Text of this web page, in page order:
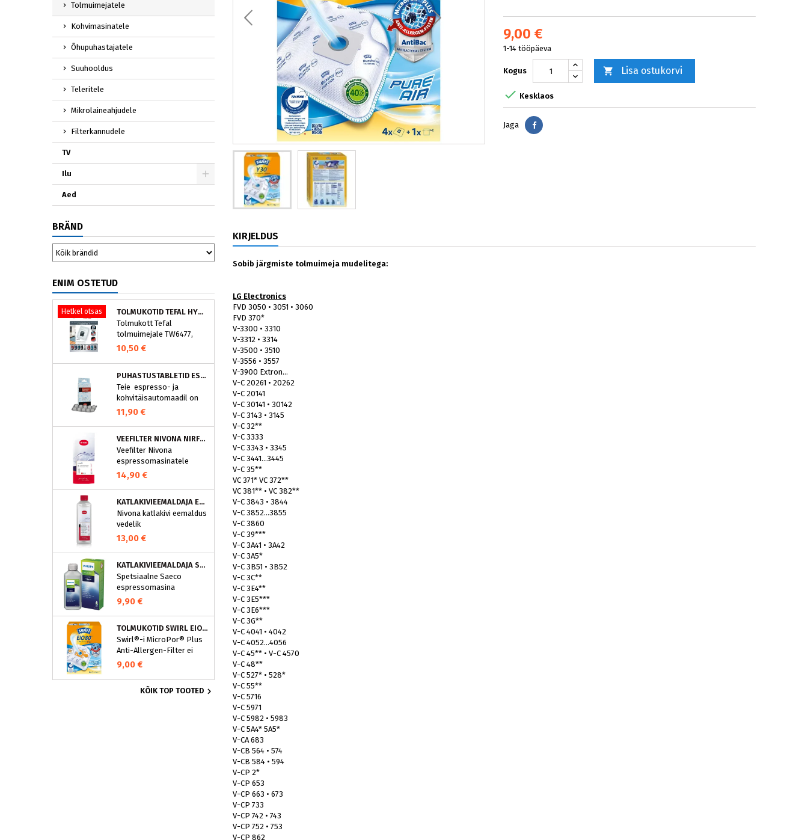
Tolmuimejatele
Kohvimasinatele
Õhupuhastajatele
Suuhooldus
Teleritele
Mikrolaineahjudele
Filterkannudele
TV
Ilu
Aed
BRÄND
ENIM OSTETUD
Hetkel otsas
TOLMUKOTID TEFAL HYGIENE+ ZR200540 (4 TK)
Tolmukott Tefal
tolmuimejale TW6477,
TW6886..
10,50 €
PUHASTUSTABLETID ESPRESSOMASINALE, NIVONA 390701200
Teie espresso- ja
kohvitäisautomaadil on
integreeritud
puhastusprogramm.
NIVONA puhastustabletid
on loodud spetsiaalselt
selle programmi jaoks ja
eraldavad mustuse nagu
nt kohvirasva
aparaati ja tagab täiusliku
aroomi.
11,90 €
VEEFILTER NIVONA NIRF701
Veefilter Nivona
espressomasinatele
14,90 €
KATLAKIVIEEMALDAJA ESPRESSOMASINATELE, NIVONA (500 ML)
Nivona katlakivi eemaldus
vedelik
espressomasinatele
13,00 €
KATLAKIVIEEMALDAJA SAECO ESPRESSOMASINATELE, PHILIPS CA6700/10
Spetsiaalne Saeco
espressomasina
katlakivieemaldi
Espressomasinast
eemaldamine on vajalik
selleks, et hoida masin
parimas korras. See
spetsiaalne
katlakivieemaldi eemaldab
katlakivi ja hoiab ära
9,90 €
TOLMUKOTID SWIRL EIO80MNEW
Swirl®-i MicroPor® Plus
Anti-Allergen-Filter ei
lukusta ohutult
tolmuimejakotti mitte
ainult tavalise kodutolmu,
vaid ka allergeenid nagu
9,00 €
KÕIK TOP TOOTED 
9,00 €
1-14 tööpäeva
Kogus  Lisa ostukorvi
 Kesklaos
Jaga Jaga
KIRJELDUS
Sobib järgmiste tolmuimeja mudelitega:
LG Electronics
FVD 3050 • 3051 • 3060
FVD 370*
V-3300 • 3310
V-3312 • 3314
V-3500 • 3510
V-3556 • 3557
V-3900 Extron...
V-C 20261 • 20262
V-C 20141
V-C 30141 • 30142
V-C 3143 • 3145
V-C 32**
V-C 3333
V-C 3343 • 3345
V-C 3441...3445
V-C 35**
VC 371* VC 372**
VC 381** • VC 382**
V-C 3843 • 3844
V-C 3852...3855
V-C 3860
V-C 39***
V-C 3A41 • 3A42
V-C 3A5*
V-C 3B51 • 3B52
V-C 3C**
V-C 3E4**
V-C 3E5***
V-C 3E6***
V-C 3G**
V-C 4041 • 4042
V-C 4052...4056
V-C 45** • V-C 4570
V-C 48**
V-C 527* • 528*
V-C 55**
V-C 5716
V-C 5971
V-C 5982 • 5983
V-C 5A4* 5A5*
V-CA 683
V-CB 564 • 574
V-CB 584 • 594
V-CP 2*
V-CP 653
V-CP 663 • 673
V-CP 733
V-CP 742 • 743
V-CP 752 • 753
V-CP 862